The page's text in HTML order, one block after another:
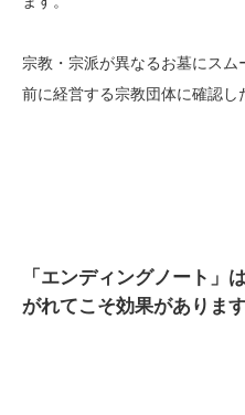
宗教・宗派が異なるお墓にス
前に経営する宗教団体に確認し
「エンディングノート」
がれてこそ効果があります